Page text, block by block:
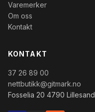
Varemerker
Om oss
Kontakt
KONTAKT
37 26 89 00
nettbutikk@gitmark.no
Fosselia 20 4790 Lillesand